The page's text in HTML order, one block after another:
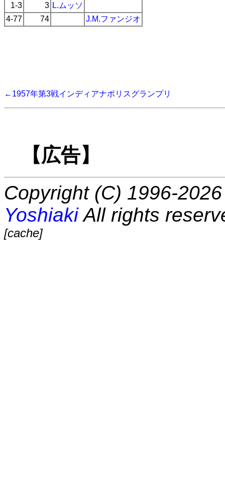
1-3
3 L.ムッソ
4-77
74 J.M.ファンジオ
←1957年第3戦インディアナポリスグランプリ
【広告】
Copyright (C) 1996-
YoshiakiAll rights
[cache]